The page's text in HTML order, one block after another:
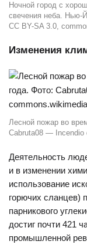
Ночной город с
свечения неба. Нью-
CC BY-SA 3.0,
Изменения
Лесной пожар во
Cabruta08 — Incendio
Деятельность
и в изменении
использование
горючих сланцев)
парникового
достиг почти 421
промышленной